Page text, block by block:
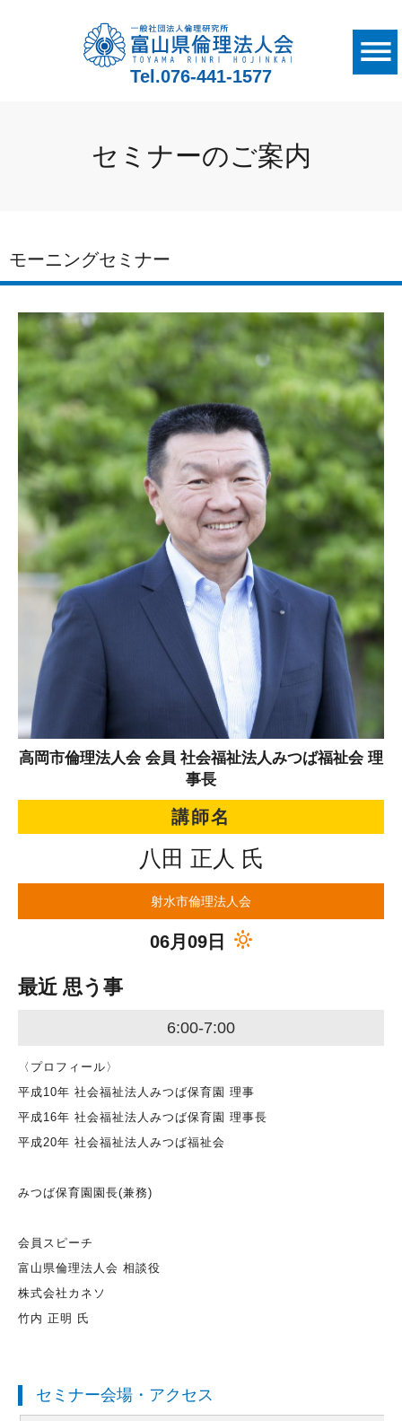
Tel.076-441-1577
セミナーのご案内
モーニングセミナー
高岡市倫理法人会 会員 社会福祉法人みつば福祉会 理
事長
講師名
八田 正人 氏
射水市倫理法人会
06月09日
最近 思う事
6:00-7:00
〈プロフィール〉
平成10年 社会福祉法人みつば保育園 理事
平成16年 社会福祉法人みつば保育園 理事長
平成20年 社会福祉法人みつば福祉会
みつば保育園園長(兼務)
会員スピーチ
富山県倫理法人会 相談役
株式会社カネソ
竹内 正明 氏
セミナー会場・アクセス